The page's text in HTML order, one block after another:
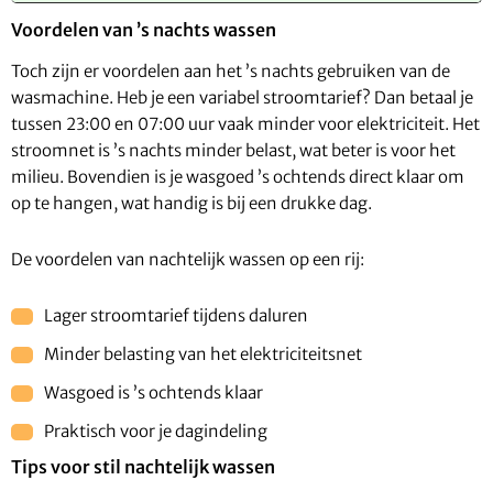
Voordelen van ’s nachts wassen
Toch zijn er voordelen aan het ’s nachts gebruiken van de
wasmachine. Heb je een variabel stroomtarief? Dan betaal je
tussen 23:00 en 07:00 uur vaak minder voor elektriciteit. Het
stroomnet is ’s nachts minder belast, wat beter is voor het
milieu. Bovendien is je wasgoed ’s ochtends direct klaar om
op te hangen, wat handig is bij een drukke dag.
De voordelen van nachtelijk wassen op een rij:
Lager stroomtarief tijdens daluren
Minder belasting van het elektriciteitsnet
Wasgoed is ’s ochtends klaar
Praktisch voor je dagindeling
Tips voor stil nachtelijk wassen